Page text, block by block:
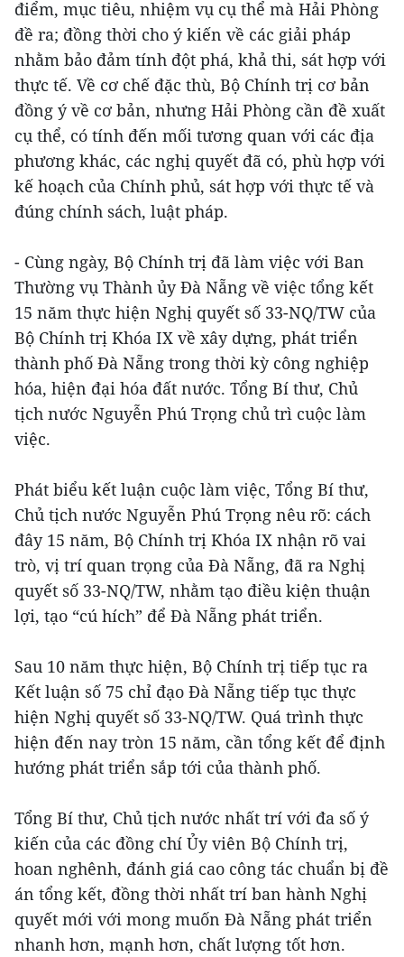
điểm, mục tiêu, nhiệm vụ cụ thể mà Hải Phòng
đề ra; đồng thời cho ý kiến về các giải pháp
nhằm bảo đảm tính đột phá, khả thi, sát hợp với
thực tế. Về cơ chế đặc thù, Bộ Chính trị cơ bản
đồng ý về cơ bản, nhưng Hải Phòng cần đề xuất
cụ thể, có tính đến mối tương quan với các địa
phương khác, các nghị quyết đã có, phù hợp với
kế hoạch của Chính phủ, sát hợp với thực tế và
đúng chính sách, luật pháp.
- Cùng ngày, Bộ Chính trị đã làm việc với Ban
Thường vụ Thành ủy Đà Nẵng về việc tổng kết
15 năm thực hiện Nghị quyết số 33-NQ/TW của
Bộ Chính trị Khóa IX về xây dựng, phát triển
thành phố Đà Nẵng trong thời kỳ công nghiệp
hóa, hiện đại hóa đất nước. Tổng Bí thư, Chủ
tịch nước Nguyễn Phú Trọng chủ trì cuộc làm
việc.
Phát biểu kết luận cuộc làm việc, Tổng Bí thư,
Chủ tịch nước Nguyễn Phú Trọng nêu rõ: cách
đây 15 năm, Bộ Chính trị Khóa IX nhận rõ vai
trò, vị trí quan trọng của Đà Nẵng, đã ra Nghị
quyết số 33-NQ/TW, nhằm tạo điều kiện thuận
lợi, tạo “cú hích” để Đà Nẵng phát triển.
Sau 10 năm thực hiện, Bộ Chính trị tiếp tục ra
Kết luận số 75 chỉ đạo Đà Nẵng tiếp tục thực
hiện Nghị quyết số 33-NQ/TW. Quá trình thực
hiện đến nay tròn 15 năm, cần tổng kết để định
hướng phát triển sắp tới của thành phố.
Tổng Bí thư, Chủ tịch nước nhất trí với đa số ý
kiến của các đồng chí Ủy viên Bộ Chính trị,
hoan nghênh, đánh giá cao công tác chuẩn bị đề
án tổng kết, đồng thời nhất trí ban hành Nghị
quyết mới với mong muốn Đà Nẵng phát triển
nhanh hơn, mạnh hơn, chất lượng tốt hơn.